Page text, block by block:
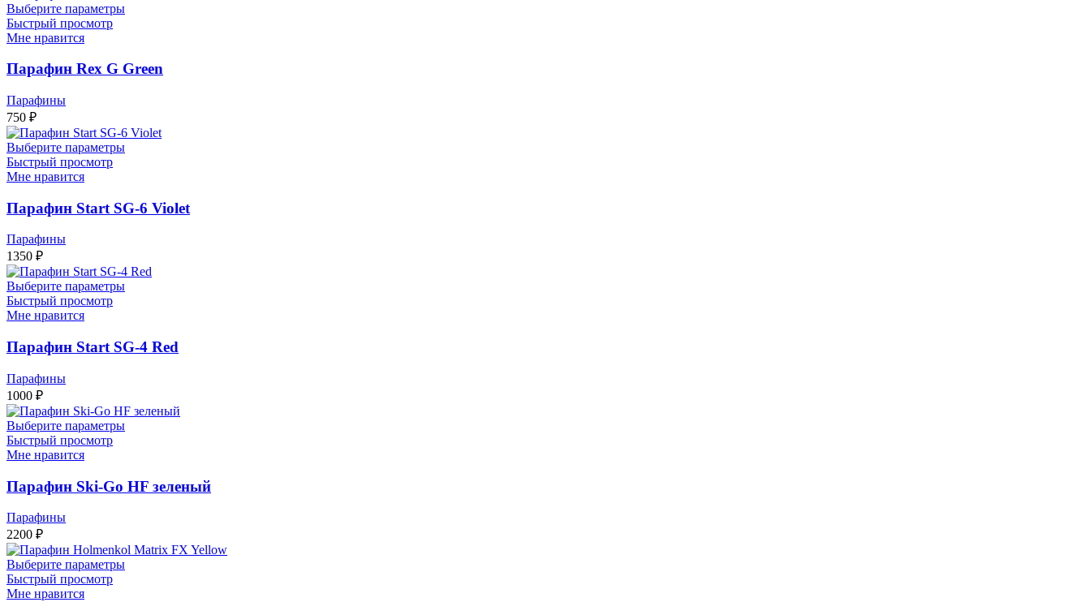
Выберите параметры
Быстрый просмотр
Мне нравится
Парафин Rex G Green
Парафины
750 ₽
Выберите параметры
Быстрый просмотр
Мне нравится
Парафин Start SG-6 Violet
Парафины
1350 ₽
Выберите параметры
Быстрый просмотр
Мне нравится
Парафин Start SG-4 Red
Парафины
1000 ₽
Выберите параметры
Быстрый просмотр
Мне нравится
Парафин Ski-Go HF зеленый
Парафины
2200 ₽
Выберите параметры
Быстрый просмотр
Мне нравится